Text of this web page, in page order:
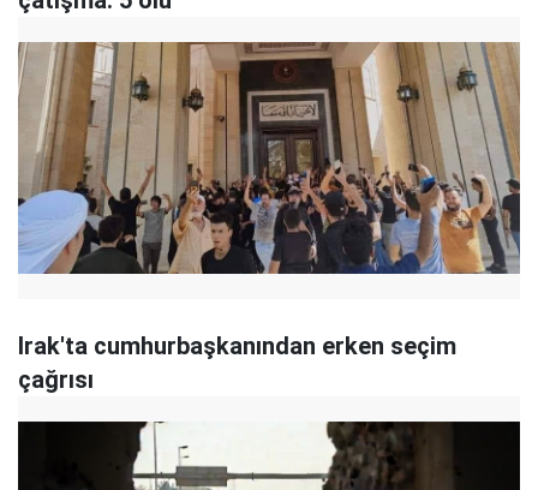
Irak'ta cumhurbaşkanından erken seçim
çağrısı